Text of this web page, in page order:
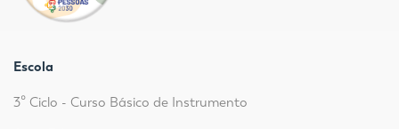
Escola
3º Ciclo - Curso Básico de Instrumento